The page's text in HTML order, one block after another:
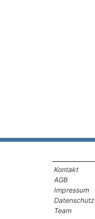
Kontakt
AGB
Impressum
Datenschutz
Team